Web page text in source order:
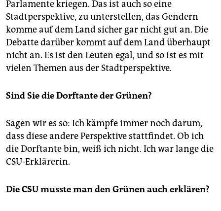
Parlamente kriegen. Das ist auch so eine
Stadtperspektive, zu unterstellen, das Gendern
komme auf dem Land sicher gar nicht gut an. Die
Debatte darüber kommt auf dem Land überhaupt
nicht an. Es ist den Leuten egal, und so ist es mit
vielen Themen aus der Stadtperspektive.
Sind Sie die Dorftante der Grünen?
Sagen wir es so: Ich kämpfe immer noch darum,
dass diese andere Perspektive stattfindet. Ob ich
die Dorftante bin, weiß ich nicht. Ich war lange die
CSU-Erklärerin.
Die CSU musste man den Grünen auch erklären?